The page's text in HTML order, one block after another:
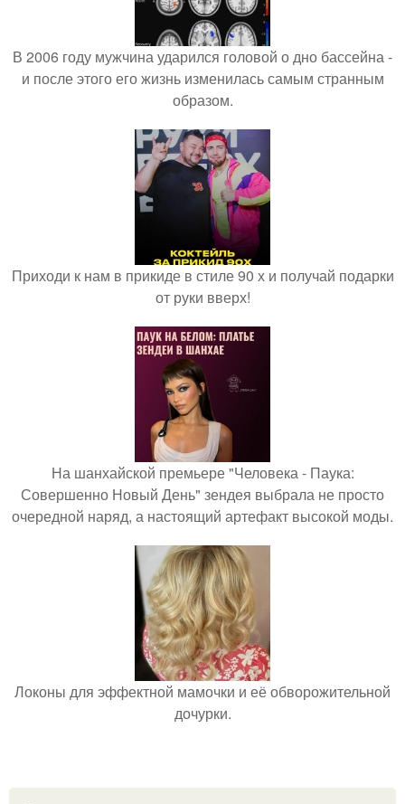
В 2006 году мужчина ударился головой о дно бассейна -
и после этого его жизнь изменилась самым странным
образом.
Приходи к нам в прикиде в стиле 90 х и получай подарки
от руки вверх!
На шанхайской премьере "Человека - Паука:
Совершенно Новый День" зендея выбрала не просто
очередной наряд, а настоящий артефакт высокой моды.
Локоны для эффектной мамочки и её обворожительной
дочурки.